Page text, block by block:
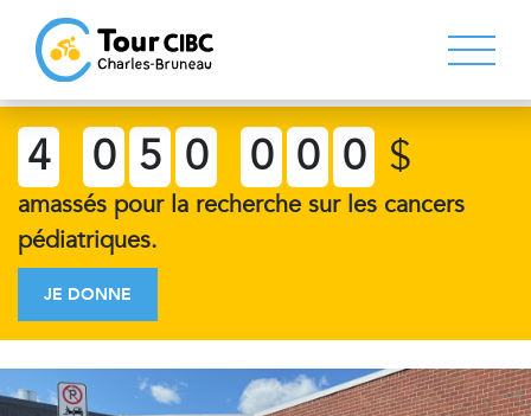
4 0 5 0 0 0 0 $
amassés pour la recherche sur les cancers
pédiatriques.
JE DONNE